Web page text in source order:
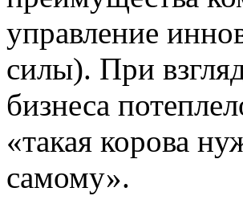
управление
силы). При
бизнеса
«такая корова
самому».